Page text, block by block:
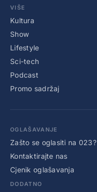
VIŠE
Kultura
Show
Lifestyle
Sci-tech
Podcast
Promo sadržaj
OGLAŠAVANJE
Zašto se oglasiti na 023?
Kontaktirajte nas
Cjenik oglašavanja
DODATNO